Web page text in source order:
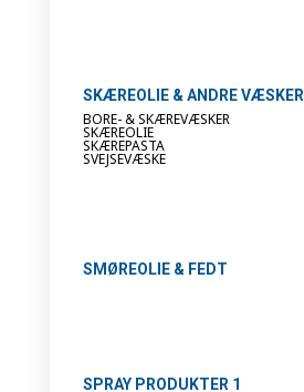
SKÆREOLIE & ANDRE VÆSKER
BORE- & SKÆREVÆSKER
SKÆREOLIE
SKÆREPASTA
SVEJSEVÆSKE
SMØREOLIE & FEDT
SPRAY PRODUKTER 1